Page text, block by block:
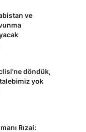
ve
döndük,
yok
Rızai: